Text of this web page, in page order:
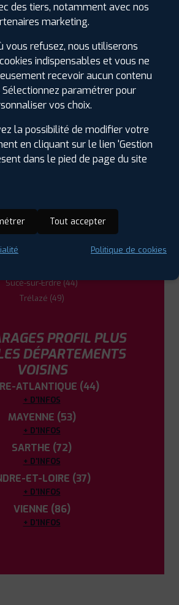
PROFIL PLUS
VILLES À PROXIMITÉ
Angers (49)
Beaupréau (49)
sur-Loire (49)
Chemillé (49)
Château-Gontier (53)
Mûrs-Erigné (49)
Ponts-de-Cé (49)
Sablé-sur-Sarthe (72)
Sucé-sur-Erdre (44)
Trélazé (49)
PROFIL PLUS
DÉPARTEMENTS
VOISINS
ATLANTIQUE (44)
+ D'INFOS
MAYENNE (53)
+ D'INFOS
SARTHE (72)
+ D'INFOS
ET-LOIRE (37)
+ D'INFOS
VIENNE (86)
+ D'INFOS
des tiers, notamment avec nos
marketing.
vous refusez, nous utiliserons
indispensables et vous ne
recevoir aucun contenu
Sélectionnez paramétrer pour
vos choix.
la possibilité de modifier votre
en cliquant sur le lien 'Gestion
dans le pied de page du site
Tout accepter
Politique de cookies